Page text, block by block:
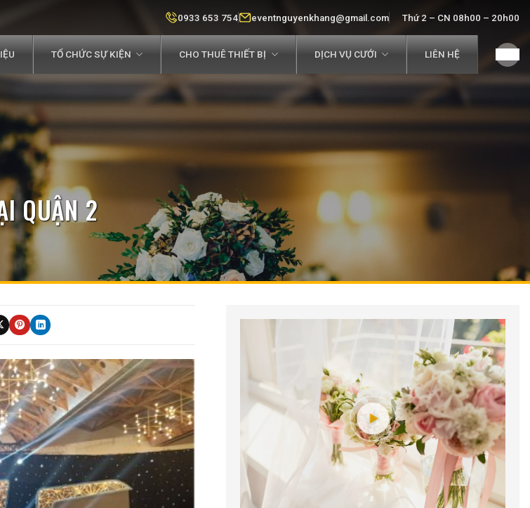
0933 653 754 eventnguyenkhang@gmail.com Thứ 2 – CN 08h00 – 20h00
TỔ CHỨC SỰ KIỆN CHO THUÊ THIẾT BỊ DỊCH VỤ CƯỚI LIÊN HỆ
QUẬN 2